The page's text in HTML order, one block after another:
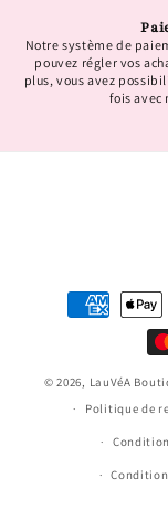
Notre système de
pouvez régler vos
plus, vous avez
fois avec
Moyens
© 2026, LauVéA
Politique de